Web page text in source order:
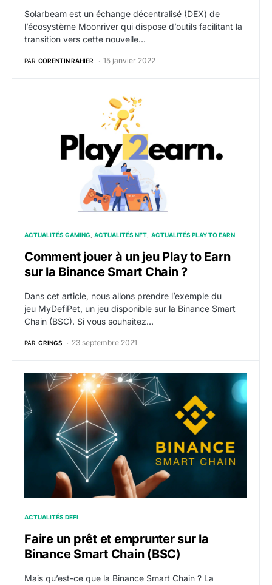
Solarbeam est un échange décentralisé (DEX) de
l’écosystème Moonriver qui dispose d’outils facilitant la
transition vers cette nouvelle…
PAR CORENTIN RAHIER 15 janvier 2022
Comment jouer à un jeu Play to Earn sur la Binance
ACTUALITÉS GAMING ACTUALITÉS NFT ACTUALITÉS PLAY TO EARN
Comment jouer à un jeu Play to Earn
sur la Binance Smart Chain ?
Dans cet article, nous allons prendre l’exemple du
jeu MyDefiPet, un jeu disponible sur la Binance Smart
Chain (BSC). Si vous souhaitez…
PAR GRINGS 23 septembre 2021
Faire un prêt et emprunter sur la Binance Smart Chain
ACTUALITÉS DEFI
Faire un prêt et emprunter sur la
Binance Smart Chain (BSC)
Mais qu’est-ce que la Binance Smart Chain ? La